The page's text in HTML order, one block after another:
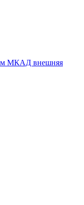
МКАД внешняя